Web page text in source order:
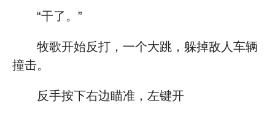
“干了。”
牧歌开始反打，一个大跳，躲掉敌人车辆
撞击。
反手按下右边瞄准，左键开